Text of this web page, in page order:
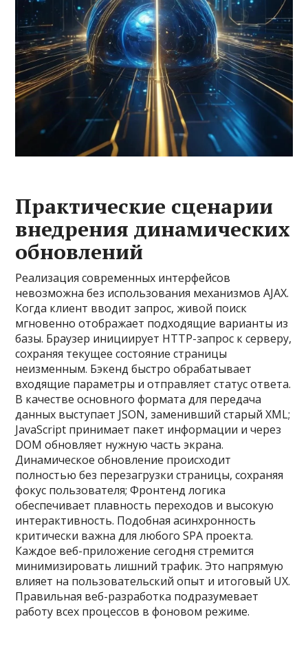
Практические сценарии
внедрения динамических
обновлений
Реализация современных интерфейсов
невозможна без использования механизмов AJAX.
Когда клиент вводит запрос, живой поиск
мгновенно отображает подходящие варианты из
базы. Браузер инициирует HTTP-запрос к серверу,
сохраняя текущее состояние страницы
неизменным. Бэкенд быстро обрабатывает
входящие параметры и отправляет статус ответа.
В качестве основного формата для передача
данных выступает JSON, заменивший старый XML;
JavaScript принимает пакет информации и через
DOM обновляет нужную часть экрана.
Динамическое обновление происходит
полностью без перезагрузки страницы, сохраняя
фокус пользователя; Фронтенд логика
обеспечивает плавность переходов и высокую
интерактивность. Подобная асинхронность
критически важна для любого SPA проекта.
Каждое веб-приложение сегодня стремится
минимизировать лишний трафик. Это напрямую
влияет на пользовательский опыт и итоговый UX.
Правильная веб-разработка подразумевает
работу всех процессов в фоновом режиме.